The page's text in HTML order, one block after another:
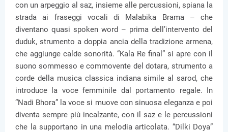
con un arpeggio al saz, insieme alle percussioni, spiana la
strada ai fraseggi vocali di Malabika Brama – che
diventano quasi spoken word – prima dell’intervento del
duduk, strumento a doppia ancia della tradizione armena,
che aggiunge calde sonorità. “Kala Re final” si apre con il
suono sommesso e commovente del dotara, strumento a
corde della musica classica indiana simile al sarod, che
introduce la voce femminile dal portamento regale. In
“Nadi Bhora” la voce si muove con sinuosa eleganza e poi
diventa sempre più incalzante, con il saz e le percussioni
che la supportano in una melodia articolata. “Dilki Doya”